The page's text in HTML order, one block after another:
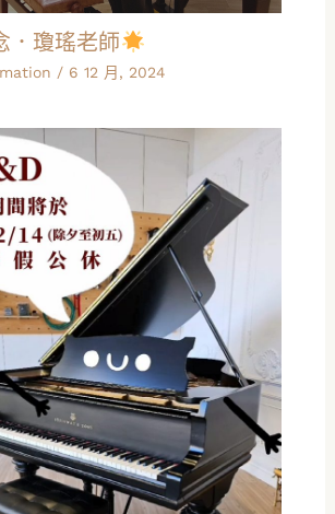
．瓊瑤老師
/ 6 12 月, 2024